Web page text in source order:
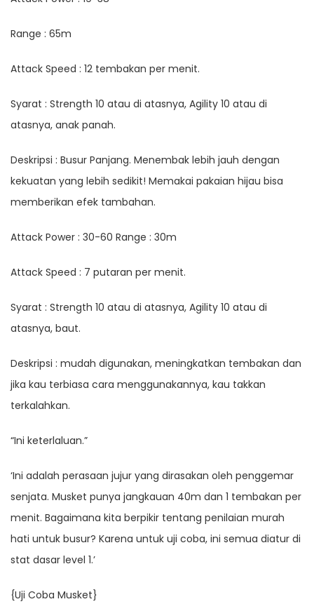
Range : 65m
Attack Speed : 12 tembakan per menit.
Syarat : Strength 10 atau di atasnya, Agility 10 atau di
atasnya, anak panah.
Deskripsi : Busur Panjang. Menembak lebih jauh dengan
kekuatan yang lebih sedikit! Memakai pakaian hijau bisa
memberikan efek tambahan.
Attack Power : 30-60 Range : 30m
Attack Speed : 7 putaran per menit.
Syarat : Strength 10 atau di atasnya, Agility 10 atau di
atasnya, baut.
Deskripsi : mudah digunakan, meningkatkan tembakan dan
jika kau terbiasa cara menggunakannya, kau takkan
terkalahkan.
“Ini keterlaluan.”
‘Ini adalah perasaan jujur yang dirasakan oleh penggemar
senjata. Musket punya jangkauan 40m dan 1 tembakan per
menit. Bagaimana kita berpikir tentang penilaian murah
hati untuk busur? Karena untuk uji coba, ini semua diatur di
stat dasar level 1.’
{Uji Coba Musket}